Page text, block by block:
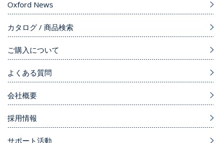
Oxford News
カタログ / 商品検索
ご購入について
よくある質問
会社概要
採用情報
サポート活動